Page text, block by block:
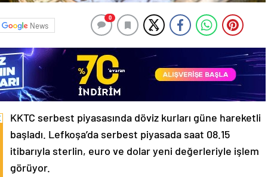
News
0
KKTC serbest piyasasında döviz kurları güne hareketli
başladı. Lefkoşa’da serbest piyasada saat 08.15
itibarıyla sterlin, euro ve dolar yeni değerleriyle işlem
görüyor.